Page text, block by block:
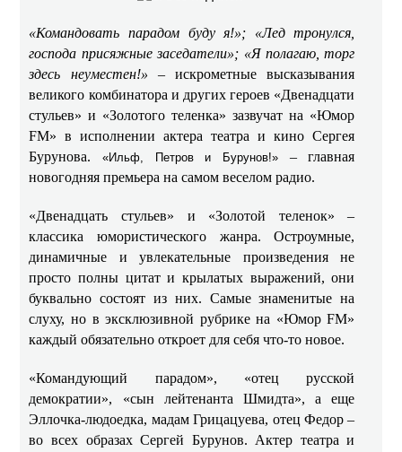
«Командовать парадом буду я!»; «Лед тронулся,
господа присяжные заседатели»; «Я полагаю, торг
здесь неуместен!» – искрометные высказывания
великого комбинатора и других героев «Двенадцати
стульев» и «Золотого теленка» зазвучат на «Юмор
FM» в исполнении актера театра и кино Сергея
Бурунова.«Ильф, Петров и Бурунов!» – главная
новогодняя премьера на самом веселом радио.
«Двенадцать стульев» и «Золотой теленок» –
классика юмористического жанра. Остроумные,
динамичные и увлекательные произведения не
просто полны цитат и крылатых выражений, они
буквально состоят из них. Самые знаменитые на
слуху, но в эксклюзивной рубрике на «Юмор FM»
каждый обязательно откроет для себя что-то новое.
«Командующий парадом», «отец русской
демократии», «сын лейтенанта Шмидта», а еще
Эллочка-людоедка, мадам Грицацуева, отец Федор –
во всех образах Сергей Бурунов. Актер театра и